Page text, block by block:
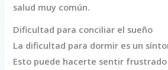
salud muy común.
Dificultad para conciliar el sueño
La dificultad para dormir es un
Esto puede hacerte sentir frustrado